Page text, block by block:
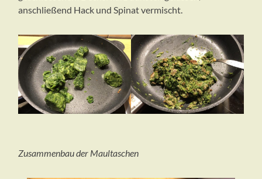
anschließend Hack und Spinat vermischt.
Zusammenbau der Maultaschen